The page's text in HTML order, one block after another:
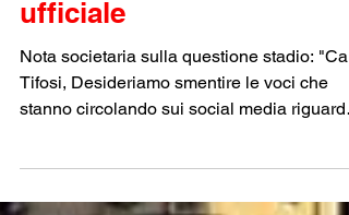
chiarisce con una nota
ufficiale
Nota societaria sulla questione stadio: "Cari